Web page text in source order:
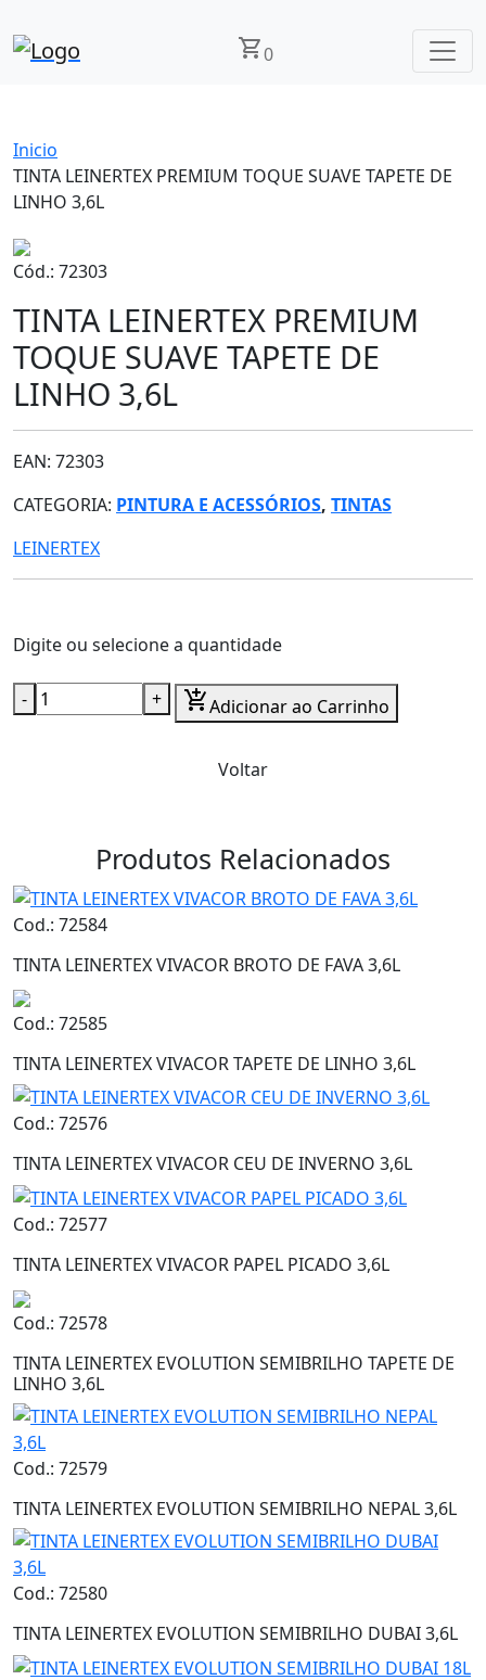
shopping_cart0
Inicio
TINTA LEINERTEX PREMIUM TOQUE SUAVE TAPETE DE
LINHO 3,6L
Cód.: 72303
TINTA LEINERTEX PREMIUM
TOQUE SUAVE TAPETE DE
LINHO 3,6L
EAN: 72303
CATEGORIA: PINTURA E ACESSÓRIOS, TINTAS
LEINERTEX
Digite ou selecione a quantidade
- + add_shopping_cartAdicionar ao Carrinho
Voltar
Produtos Relacionados
Cod.: 72584
TINTA LEINERTEX VIVACOR BROTO DE FAVA 3,6L
Cod.: 72585
TINTA LEINERTEX VIVACOR TAPETE DE LINHO 3,6L
Cod.: 72576
TINTA LEINERTEX VIVACOR CEU DE INVERNO 3,6L
Cod.: 72577
TINTA LEINERTEX VIVACOR PAPEL PICADO 3,6L
Cod.: 72578
TINTA LEINERTEX EVOLUTION SEMIBRILHO TAPETE DE
LINHO 3,6L
Cod.: 72579
TINTA LEINERTEX EVOLUTION SEMIBRILHO NEPAL 3,6L
Cod.: 72580
TINTA LEINERTEX EVOLUTION SEMIBRILHO DUBAI 3,6L